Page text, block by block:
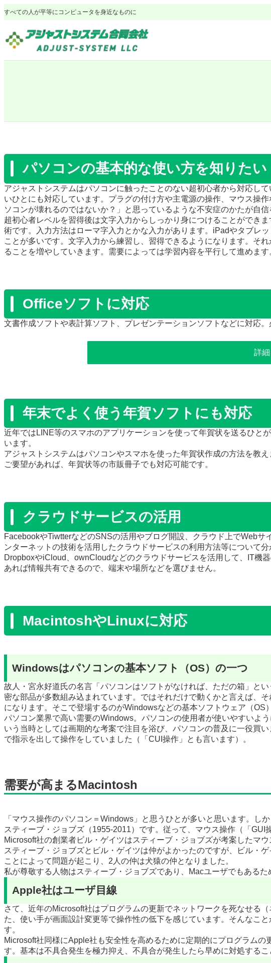
内
ス
ッ
すべての人が平等にコンピュータを身近なものに
パソコンの基本的な使い方を知りたい
アジャストシステムはパソコンに触ったことのない超初心者から対応し
いひとにも対応しています。プラグの付け方や主電源の操作、マウス操
ソコンが壊れるのではないか？」と思っているような不安症のかたが自
超初心者レベルを習得後は文字入力からしっかり身につけることができ
術です。入力方法はローマ字入力とかな入力があります。iPadやタブレ
ことが多いです。文字入力から練習し、習得できるようになります。そ
ることを増やしていきます。需要によっては学習内容を平行して進めます
Officeソフトに対応
文書作成ソフトや表計算ソフト、プレゼンテーションソフトなどに対応
詳
年末でよく使う年賀ソフトにも対応
近年ではLINE等のスマホのアプリケーションを使って年賀状を送るひと
います。
アジャストシステムはパソコンやスマホを使った年賀状作成の方法を教
ご要望があれば、年賀状等の市販冊子でも対応可能です。
クラウドサービスの活用
FacebookやTiwtterなどのSNSの活用やブログ開設、クラウド上でWeb
ンターネットの技術を活用したクラウドサービスの利用方法等について分
DropboxやiCloud、ownCloudなどのクラウドサービスを活用して、IT機
あれば情報共有できるので、端末や場所などを選びません。
MacintoshやLinuxに対応
Windowsはパソコンの基本ソフト（OS）の一つ
故人・宮永好道氏の名言「パソコンはソフトがなければ、ただの箱」と
密な部品が多数組み込まれています。ではそれだけで動くかと言えば、
になります。そこで登場するのがWindowsなどの基本ソフトウェア（OS
パソコン業界で高い需要のWindows。パソコンの使用者が使いやすいよ
いう当時としては画期的な考案で注目を浴び、パソコンの普及に一役買
で指示を出して操作をしていました（「CUI操作」とも言います）。
需要が高まるMacintosh
「マウス操作のパソコン＝Windows」と思うひとが多いと思います。
スティーブ・ジョブズ（1955-2011）です。従って、マウス操作（「GUI
Microsoft社の創業者ビル・ゲイツはスティーブ・ジョブズが考案したマ
スティーブ・ジョブズとビル・ゲイツは仲がよかったのですが、ビル・
ことによって問題が起こり、2人の仲は犬猿の仲となりました。
私が尊敬する人物はスティーブ・ジョブズであり、Macユーザでもある
Apple社はユーザ目線
さて、近年のMicrosoft社はプログラムの更新でネットワークを死なせる
た、使い手が画面設計変更等で操作性の低下を感じています。そんなこ
す。
Microsoft社同様にApple社も安全性を高めるために定期的にプログラム
す。基本は不具合発生を極力抑え、不具合が発生したら早めに対処する